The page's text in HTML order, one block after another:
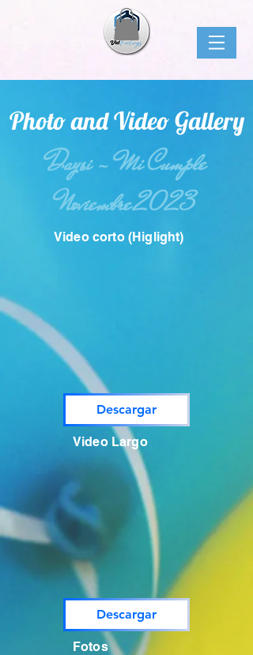
Photo and Video Gallery
Daysi - Mi Cumple
Noviembre 2023
Video corto (Higlight)
Descargar
Video Largo
Descargar
Fotos